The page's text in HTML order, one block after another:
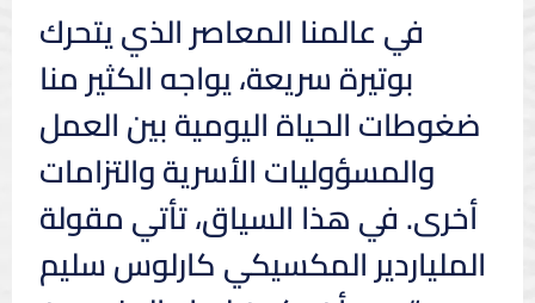
في عالمنا المعاصر الذي يتحرك
بوتيرة سريعة، يواجه الكثير منا
ضغوطات الحياة اليومية بين العمل
والمسؤوليات الأسرية والتزامات
أخرى. في هذا السياق، تأتي مقولة
الملياردير المكسيكي كارلوس سليم